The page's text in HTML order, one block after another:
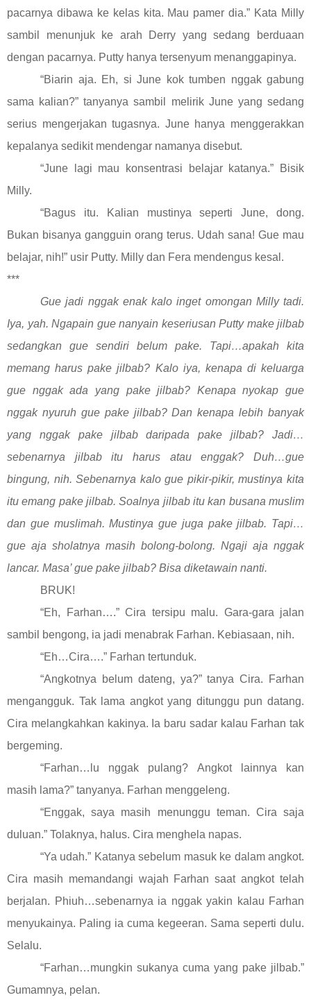
pacarnya dibawa ke kelas kita. Mau pamer dia.” Kata Milly
sambil menunjuk ke arah Derry yang sedang berduaan
dengan pacarnya. Putty hanya tersenyum menanggapinya.
“Biarin aja. Eh, si June kok tumben nggak gabung
sama kalian?” tanyanya sambil melirik June yang sedang
serius mengerjakan tugasnya. June hanya menggerakkan
kepalanya sedikit mendengar namanya disebut.
“June lagi mau konsentrasi belajar katanya.” Bisik
Milly.
“Bagus itu. Kalian mustinya seperti June, dong.
Bukan bisanya gangguin orang terus. Udah sana! Gue mau
belajar, nih!” usir Putty. Milly dan Fera mendengus kesal.
***
Gue jadi nggak enak kalo inget omongan Milly tadi.
Iya, yah. Ngapain gue nanyain keseriusan Putty make jilbab
sedangkan gue sendiri belum pake. Tapi…apakah kita
memang harus pake jilbab? Kalo iya, kenapa di keluarga
gue nggak ada yang pake jilbab? Kenapa nyokap gue
nggak nyuruh gue pake jilbab? Dan kenapa lebih banyak
yang nggak pake jilbab daripada pake jilbab? Jadi…
sebenarnya jilbab itu harus atau enggak? Duh…gue
bingung, nih. Sebenarnya kalo gue pikir-pikir, mustinya kita
itu emang pake jilbab. Soalnya jilbab itu kan busana muslim
dan gue muslimah. Mustinya gue juga pake jilbab. Tapi…
gue aja sholatnya masih bolong-bolong. Ngaji aja nggak
lancar. Masa’ gue pake jilbab? Bisa diketawain nanti.
BRUK!
“Eh, Farhan….” Cira tersipu malu. Gara-gara jalan
sambil bengong, ia jadi menabrak Farhan. Kebiasaan, nih.
“Eh…Cira….” Farhan tertunduk.
“Angkotnya belum dateng, ya?” tanya Cira. Farhan
mengangguk. Tak lama angkot yang ditunggu pun datang.
Cira melangkahkan kakinya. Ia baru sadar kalau Farhan tak
bergeming.
“Farhan…lu nggak pulang? Angkot lainnya kan
masih lama?” tanyanya. Farhan menggeleng.
“Enggak, saya masih menunggu teman. Cira saja
duluan.” Tolaknya, halus. Cira menghela napas.
“Ya udah.” Katanya sebelum masuk ke dalam angkot.
Cira masih memandangi wajah Farhan saat angkot telah
berjalan. Phiuh…sebenarnya ia nggak yakin kalau Farhan
menyukainya. Paling ia cuma kegeeran. Sama seperti dulu.
Selalu.
“Farhan…mungkin sukanya cuma yang pake jilbab.”
Gumamnya, pelan.